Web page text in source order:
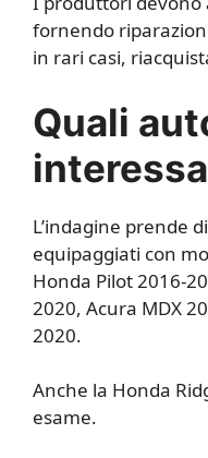
fornendo
in rari casi,
Quali
L’indagine prende
equipaggiati con
Honda Pilot 2016-
2020, Acura MDX
2020.
Anche la Honda
esame.